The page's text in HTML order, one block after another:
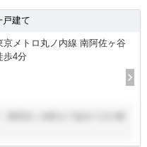
戸建て
京メトロ丸ノ内線 南阿佐ヶ谷
歩4分